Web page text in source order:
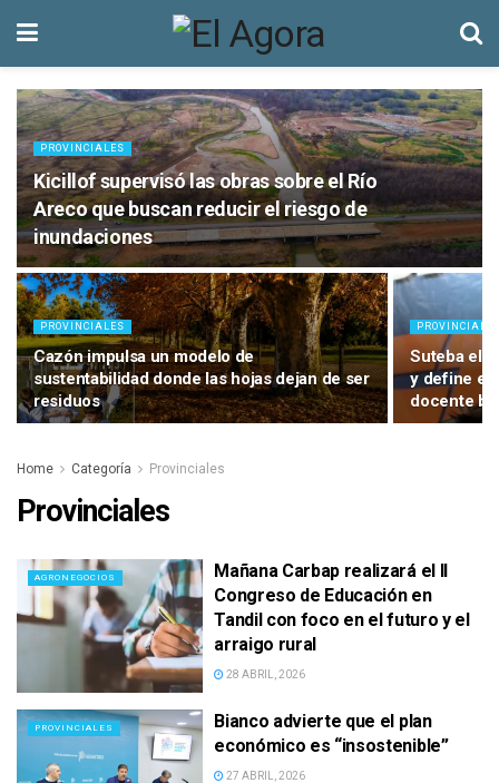
PROVINCIALES
Kicillof supervisó las obras sobre el Río
Areco que buscan reducir el riesgo de
inundaciones
PROVINCIALES
Cazón impulsa un modelo de
sustentabilidad donde las hojas dejan de ser
residuos
Suteba
y define el
docente
Home Categoría Provinciales
Provinciales
AGRONEGOCIOS
Mañana Carbap realizará el II
Congreso de Educación en
Tandil con foco en el futuro y el
arraigo rural
28 ABRIL, 2026
PROVINCIALES
Bianco advierte que el plan
económico es “insostenible”
27 ABRIL, 2026